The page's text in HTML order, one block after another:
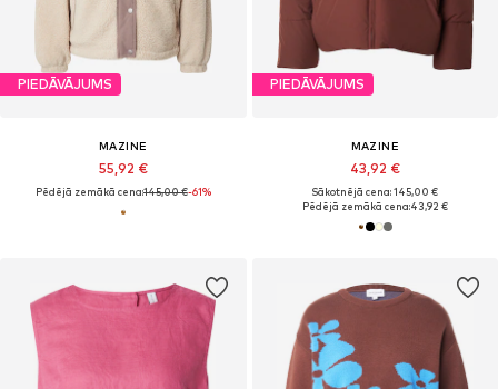
PIEDĀVĀJUMS
MAZINE
55,92 €
Pēdējā zemākā cena:145,00 €-61%
PIEDĀVĀJUMS
MAZINE
43,92 €
Sākotnējā cena: 145,00 €
Pēdējā zemākā cena:43,92 €